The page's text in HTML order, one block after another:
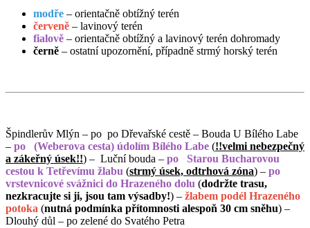
modře – orientačně obtížný terén
červeně – lavinový terén
fialově – orientačně obtížný a lavinový terén dohromady
černě – ostatní upozornění, případně strmý horský terén
Špindlerův Mlýn – po po Dřevařské cestě – Bouda U Bílého Labe
– po (Weberova cesta) údolím Bílého Labe (!!velmi nebezpečný
a zákeřný úsek!!) – Luční bouda – po
Starou Bucharovou
cestou k Tetřevímu žlabu (strmý úsek, odtrhová zóna) – po
vrstevnicové svážnici do Hrazeného dolu (dodržte trasu,
nezkracujte si ji, jsou tam výsadby!) – žlabem podél Hrazeného
potoka (nutná podmínka přítomnosti alespoň 30 cm sněhu) –
Dlouhý důl – po zelené do Svatého Petra